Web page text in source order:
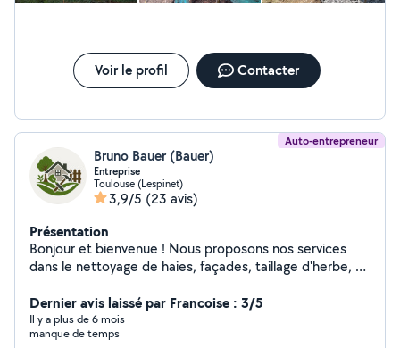
Voir le profil Contacter
Auto-entrepreneur
Bruno Bauer (Bauer)
Entreprise
Toulouse (Lespinet)
3,9/5 (23 avis)
Présentation
Bonjour et bienvenue ! Nous proposons nos services
dans le nettoyage de haies, façades, taillage d'herbe, et
besoins pour vous garantir un travail soigné et
satisfaisant. Nous réalisons également des prestations
de peinture extérieure, intérieure, de volets, etc. Pose
Dernier avis laissé par Francoise : 3/5
Il y a plus de 6 mois
manque de temps